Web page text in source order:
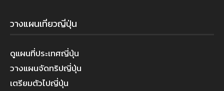
วางแผนเที่ยวญี่ปุ่น
ดูแผนที่ประเทศญี่ปุ่น
วางแผนจัดทริปญี่ปุ่น
เตรียมตัวไปญี่ปุ่น